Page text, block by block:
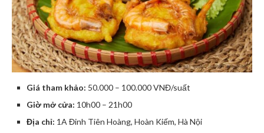
Giá tham khảo: 50.000 – 100.000 VNĐ/suất
Giờ mở cửa: 10h00 – 21h00
Địa chỉ: 1A Đinh Tiên Hoàng, Hoàn Kiếm, Hà Nội